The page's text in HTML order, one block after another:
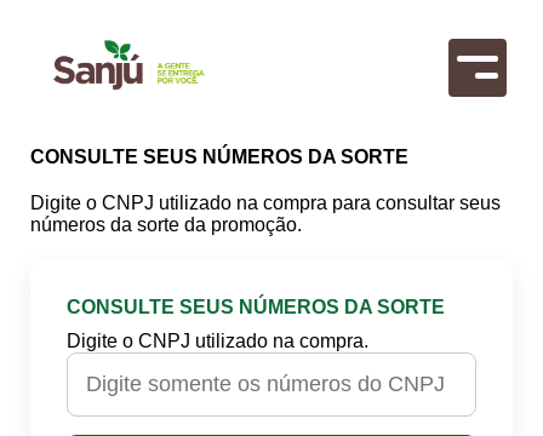
CONSULTE SEUS NÚMEROS DA SORTE
Digite o CNPJ utilizado na compra para consultar seus
números da sorte da promoção.
CONSULTE SEUS NÚMEROS DA SORTE
Digite o CNPJ utilizado na compra.